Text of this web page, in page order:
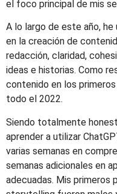
el foco principal de mis
A lo largo de este año,
en la creación de
redacción, claridad,
ideas e historias. Como
contenido en los
todo el 2022.
Siendo totalmente
aprender a utilizar
varias semanas en
semanas adicionales en
adecuadas. Mis primeros